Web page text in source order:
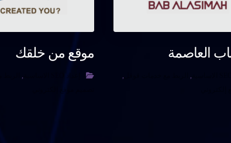
العاصمة
,
,
موقع من خلقك
,